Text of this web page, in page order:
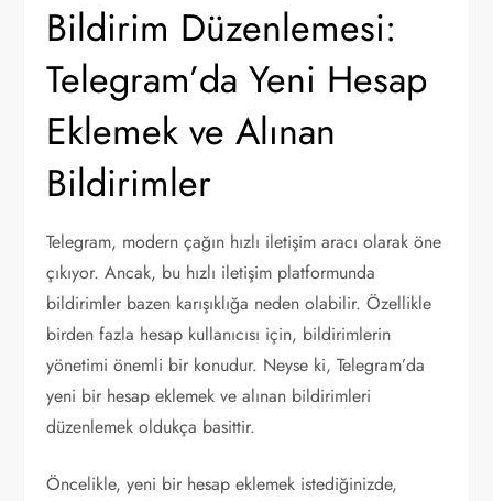
Bildirim Düzenlemesi:
Telegram’da Yeni Hesap
Eklemek ve Alınan
Bildirimler
Telegram, modern çağın hızlı iletişim aracı olarak öne
çıkıyor. Ancak, bu hızlı iletişim platformunda
bildirimler bazen karışıklığa neden olabilir. Özellikle
birden fazla hesap kullanıcısı için, bildirimlerin
yönetimi önemli bir konudur. Neyse ki, Telegram’da
yeni bir hesap eklemek ve alınan bildirimleri
düzenlemek oldukça basittir.
Öncelikle, yeni bir hesap eklemek istediğinizde,